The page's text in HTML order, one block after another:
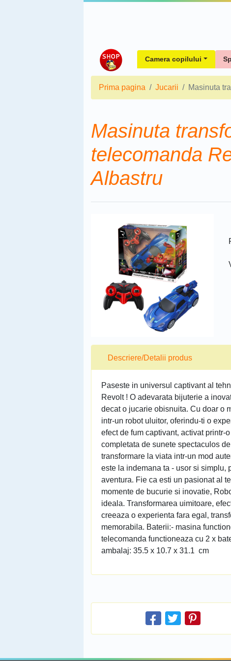
Camera copilului
Prima pagina Jucarii Masinuta
Masinuta
telecomanda
Albastru
Descriere/Detalii produs
Paseste in universul captivant al
Revolt ! O adevarata bijuterie a
decat o jucarie obisnuita. Cu doar o
intr-un robot uluitor, oferindu-ti o
efect de fum captivant, activat printr-
completata de sunete spectaculos
transformare la viata intr-un mod
este la indemana ta - usor si simplu,
aventura. Fie ca esti un pasionat al
momente de bucurie si inovatie,
ideala. Transformarea uimitoare,
creeaza o experienta fara egal,
memorabila. Baterii:- masina
telecomanda functioneaza cu 2 x
ambalaj: 35.5 x 10.7 x 31.1 cm